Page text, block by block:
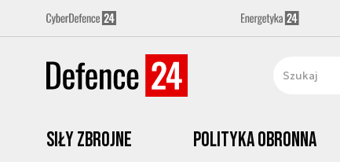
Siły zbrojne Polityka obronna